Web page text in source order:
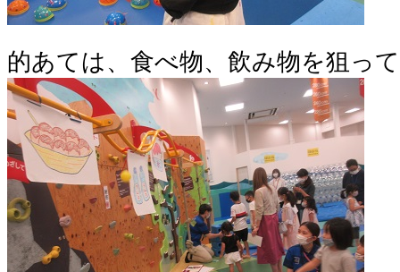
的あては、食べ物、飲み物を狙っ